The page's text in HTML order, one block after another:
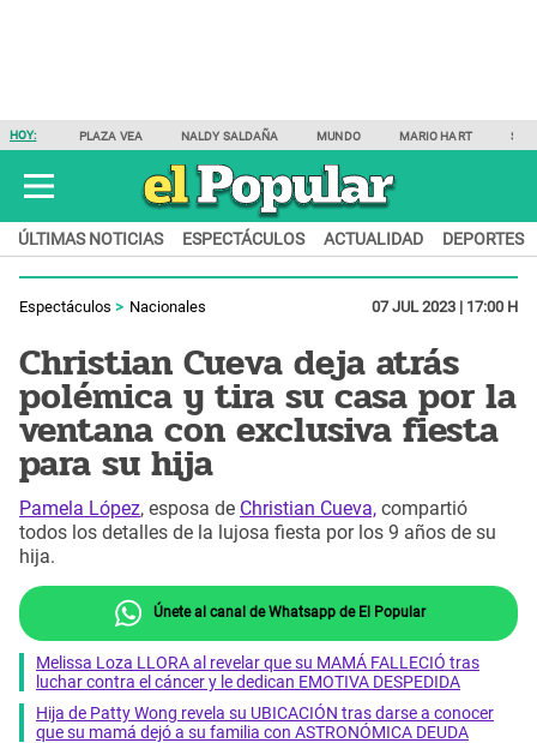
HOY: PLAZA VEA NALDY SALDAÑA MUNDO MARIO HART
ÚLTIMAS NOTICIAS ESPECTÁCULOS ACTUALIDAD DEPORTES
Espectáculos Nacionales 07 JUL 2023 | 17:00 H
Christian Cueva deja atrás
polémica y tira su casa por la
ventana con exclusiva fiesta
para su hija
Pamela López, esposa de Christian Cueva, compartió
todos los detalles de la lujosa fiesta por los 9 años de su
hija.
Únete al canal de Whatsapp de El Popular
Melissa Loza LLORA al revelar que su MAMÁ FALLECIÓ tras
luchar contra el cáncer y le dedican EMOTIVA DESPEDIDA
Hija de Patty Wong revela su UBICACIÓN tras darse a conocer
que su mamá dejó a su familia con ASTRONÓMICA DEUDA